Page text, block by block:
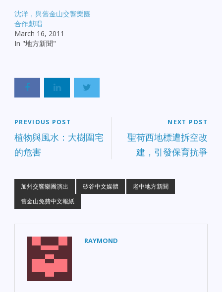
沈洋，與舊金山交響樂團
合作獻唱
March 16, 2011
In "地方新聞"
PREVIOUS POST
植物與風水：大樹圍宅
的危害
NEXT POST
聖荷西地標遭拆空改
建，引發保育抗爭
加州交響樂團演出 矽谷中文媒體
老中地方新聞
舊金山免費中文報紙
RAYMOND